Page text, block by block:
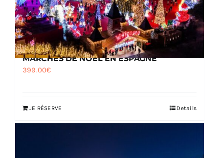
MARCHÉS DE NOËL EN ESPAGNE
399.00€
JE RÉSERVE Details